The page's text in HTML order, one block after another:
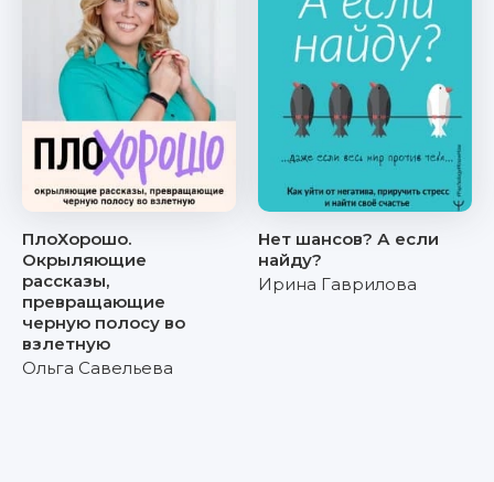
ПлоХорошо.
Окрыляющие
рассказы,
превращающие
черную полосу во
взлетную
Ольга Савельева
Нет шансов? А если
найду?
Ирина Гаврилова